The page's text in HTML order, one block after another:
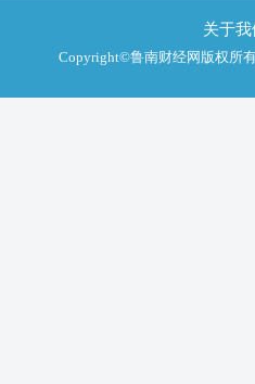
关于我
Copyright©鲁南财经网版权所